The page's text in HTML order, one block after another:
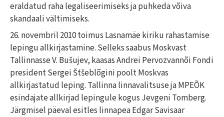
eraldatud raha legaliseerimiseks ja puhkeda võiva
skandaali vältimiseks.
26. novembril 2010 toimus Lasnamäe kiriku rahastamise
lepingu allkirjastamine. Selleks saabus Moskvast
Tallinnasse V. Bušujev, kaasas Andrei Pervozvannõi Fondi
president Sergei Štšeblõgini poolt Moskvas
allkirjastatud leping. Tallinna linnavalitsuse ja MPEÕK
esindajate allkirjad lepingule kogus Jevgeni Tomberg.
Järgmisel päeval esitles linnapea Edgar Savisaar